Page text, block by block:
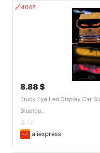
🔗404?
8.88 $
Truck Eye Led Display Car
Bluetoo..
DE
aliexpress